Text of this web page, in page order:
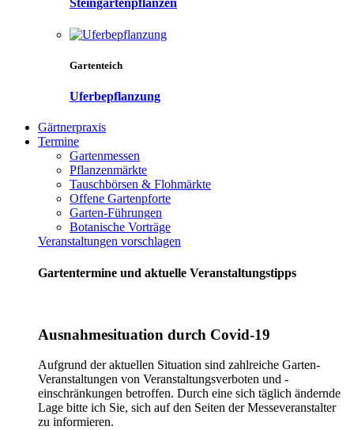
Steingartenpflanzen
Gartenteich
Uferbepflanzung
Gärtnerpraxis
Termine
Gartenmessen
Pflanzenmärkte
Tauschbörsen & Flohmärkte
Offene Gartenpforte
Garten-Führungen
Botanische Vorträge
Veranstaltungen vorschlagen
Gartentermine und aktuelle Veranstaltungstipps
Ausnahmesituation durch Covid-19
Aufgrund der aktuellen Situation sind zahlreiche Garten-
Veranstaltungen von Veranstaltungsverboten und -
einschränkungen betroffen. Durch eine sich täglich ändernde
Lage bitte ich Sie, sich auf den Seiten der Messeveranstalter
zu informieren.